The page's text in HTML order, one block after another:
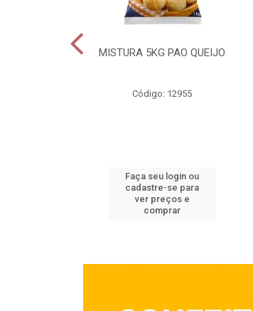
MISTURA 5KG PAO QUEIJO
Código: 12955
Faça seu login ou
cadastre-se para
ver preços e
comprar